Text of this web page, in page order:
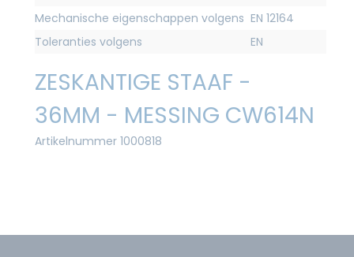
Mechanische eigenschappen volgens EN 12164
Toleranties volgens
EN
ZESKANTIGE STAAF -
36MM - MESSING CW614N
Artikelnummer 1000818